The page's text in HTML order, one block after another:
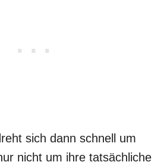
sich dann schnell um
nicht um ihre tatsächliche